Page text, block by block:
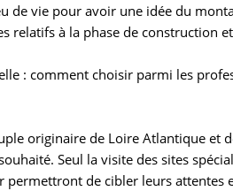
de vie pour avoir une idée du
relatifs à la phase de construction
: comment choisir parmi les
originaire de Loire Atlantique et
Seul la visite des sites
permettront de cibler leurs attentes